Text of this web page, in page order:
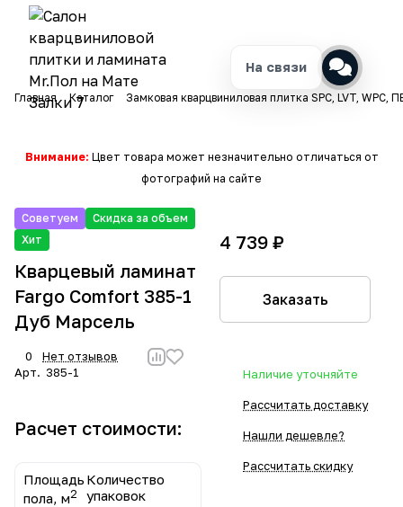
Главная Каталог Замковая кварцвиниловая плитка SPC, LVT, WPC,
Внимание: Цвет товара может незначительно отличаться от
фотографий на сайте
Советуем
Скидка за объем
Хит
Кварцевый ламинат
Fargo Comfort 385-1
Дуб Марсель
0
Нет отзывов
Арт. 385-1
Расчет стоимости:
Площадь
пола, м2
Количество
упаковок
4 739 ₽
Заказать
Наличие уточняйте
Рассчитать доставку
Нашли дешевле?
Рассчитать скидку
На связи